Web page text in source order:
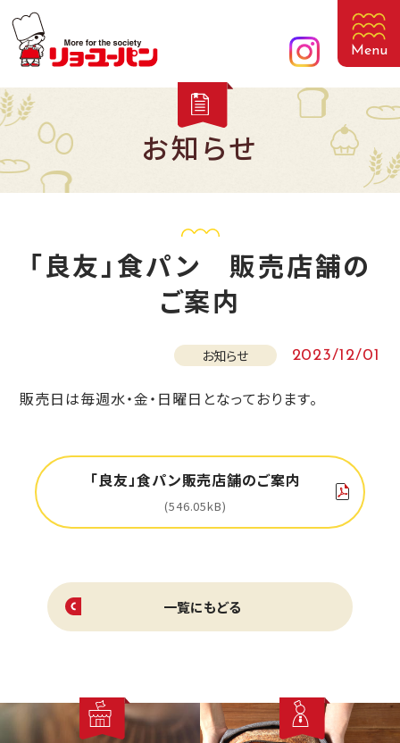
Menu
お知らせ
「良友」食パン 販売店舗の
ご案内
お知らせ 2023/12/01
販売日は毎週水・金・日曜日となっております。
「良友」食パン販売店舗のご案内
546.05kB
一覧にもどる